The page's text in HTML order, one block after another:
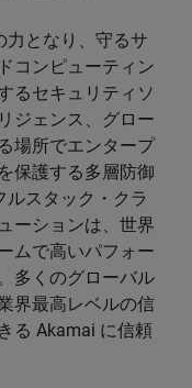
力となり、守るサ
コンピューティン
るセキュリティソ
ジェンス、グロー
場所でエンタープ
保護する多層防御
ルスタック・クラ
ーションは、世界
ムで高いパフォー
多くのグローバル
界最高レベルの信
る Akamai に信頼